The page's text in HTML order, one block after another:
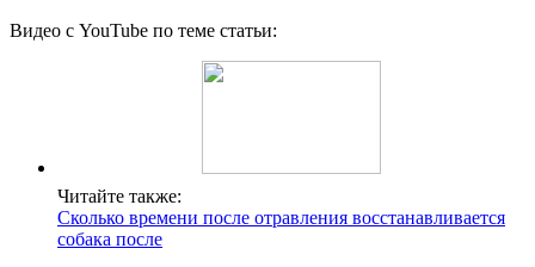
Видео с YouTube по теме статьи:
Читайте также:
Сколько времени после отравления восстанавливается
собака после